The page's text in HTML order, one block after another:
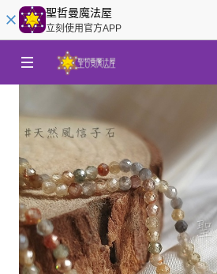
聖哲曼魔法屋
立刻使用官方APP